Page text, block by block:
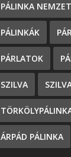
PÁLINKA
PÁLINKÁK
PÁRLATOK
SZILVA
ÁRPÁD PÁLINKA